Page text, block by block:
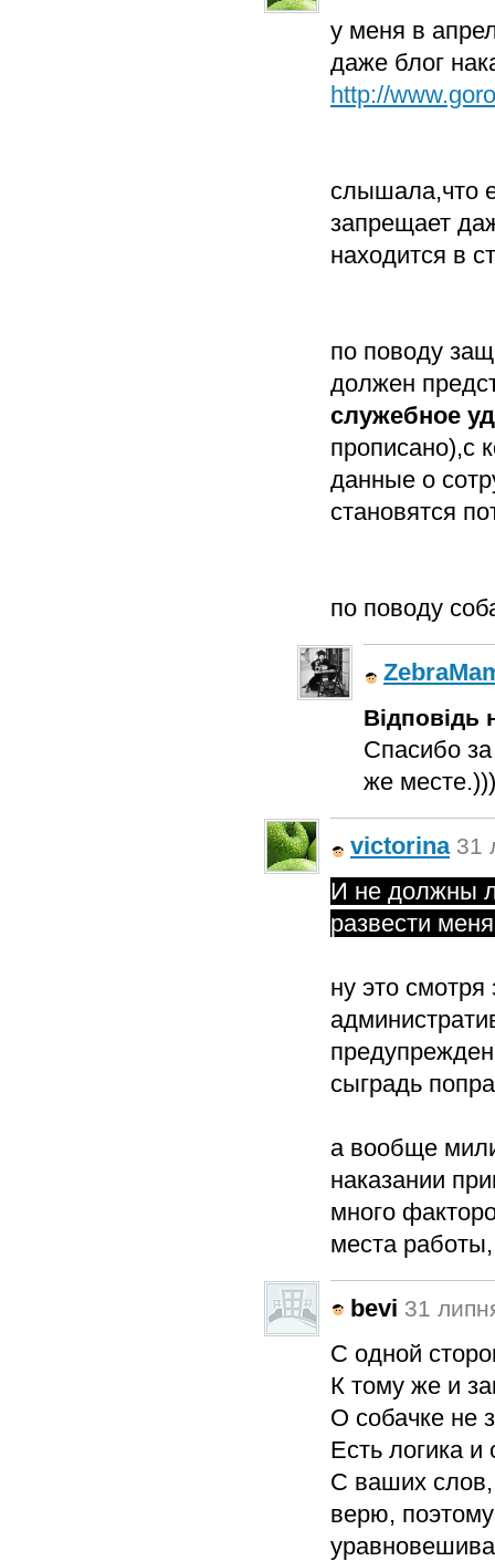
у меня в
даже блог
http://
слышала,что
запрещает
находится в
по поводу
должен
служебное
прописано),с
данные о
становятся
по поводу
Відповідь
Спасибо
же
victorina 31
И не должны
развести
ну это
сыградь
а вообще
наказании
много
места
bevi 31
С одной
К тому же и
О собачке не
Есть логика
С ваших
верю,